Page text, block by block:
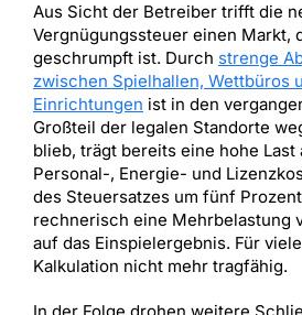
Aus Sicht der Betreiber trifft die
Vergnügungssteuer einen Markt,
geschrumpft ist. Durch strenge
zwischen Spielhallen, Wettbüros
Einrichtungen ist in den
Großteil der legalen Standorte
blieb, trägt bereits eine hohe Last
Personal-, Energie- und
des Steuersatzes um fünf
rechnerisch eine Mehrbelastung
auf das Einspielergebnis. Für
Kalkulation nicht mehr tragfähig.